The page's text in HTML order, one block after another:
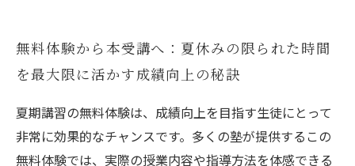
無料体験から本受講へ：夏休みの限られた時間
を最大限に活かす成績向上の秘訣
夏期講習の無料体験は、成績向上を目指す生徒にとって
非常に効果的なチャンスです。多くの塾が提供するこの
無料体験では、実際の授業内容や指導方法を体感できる